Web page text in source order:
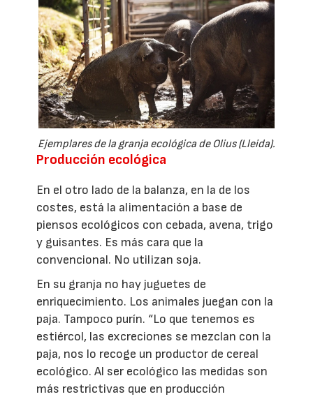
Ejemplares de la granja ecológica de Olius (Lleida).
Producción ecológica
En el otro lado de la balanza, en la de los
costes, está la alimentación a base de
piensos ecológicos con cebada, avena, trigo
y guisantes. Es más cara que la
convencional. No utilizan soja.
En su granja no hay juguetes de
enriquecimiento. Los animales juegan con la
paja. Tampoco purín. “Lo que tenemos es
estiércol, las excreciones se mezclan con la
paja, nos lo recoge un productor de cereal
ecológico. Al ser ecológico las medidas son
más restrictivas que en producción